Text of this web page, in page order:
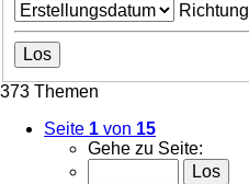
373 Themen
Seite 1 von 15
Gehe zu Seite: